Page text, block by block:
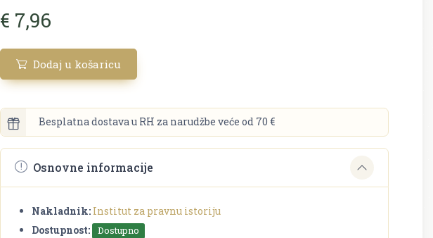
€ 7,96
Dodaj u košaricu
Besplatna dostava u RH za narudžbe veće od 70 €
Osnovne informacije
Nakladnik: Institut za pravnu istoriju
Dostupnost:
Dostupno